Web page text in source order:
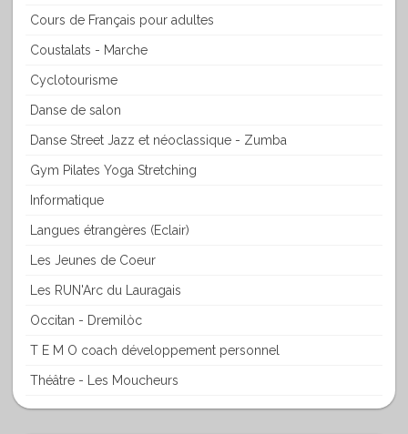
Cours de Français pour adultes
Coustalats - Marche
Cyclotourisme
Danse de salon
Danse Street Jazz et néoclassique - Zumba
Gym Pilates Yoga Stretching
Informatique
Langues étrangères (Eclair)
Les Jeunes de Coeur
Les RUN'Arc du Lauragais
Occitan - Dremilòc
T E M O coach développement personnel
Théâtre - Les Moucheurs